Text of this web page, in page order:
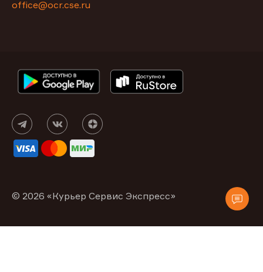
office@ocr.cse.ru
© 2026 «Курьер Сервис Экспресс»